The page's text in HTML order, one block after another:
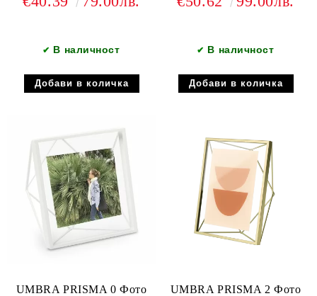
✔ В наличност ✔ В наличност
UMBRA PRISMA 0 Фото
UMBRA PRISMA 2 Фото